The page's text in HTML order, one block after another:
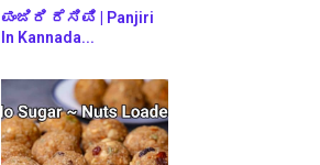
ಪಂಜಿರಿ ರೆಸಿಪಿ | Panjiri
In Kannada...